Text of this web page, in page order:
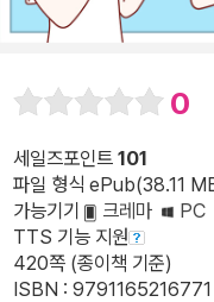
0
세일즈포인트 101
파일 형식 ePub(38.11
가능기기
크레마 PC
TTS 기능 지원
420쪽 (종이책 기준)
ISBN : 9791165216771